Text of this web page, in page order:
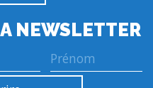
NEWSLETTER